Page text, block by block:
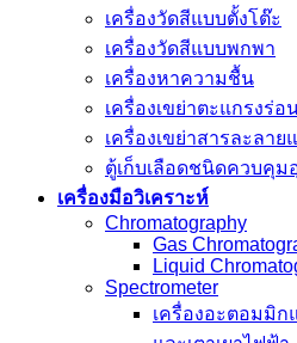
เครื่องวัดสีแบบตั้งโต๊ะ
เครื่องวัดสีแบบพกพา
เครื่องหาความชื้น
เครื่องเขย่าตะแกรงร่อ
เครื่องเขย่าสารละลาย
ตู้เก็บเลือดชนิดควบคุ
เครื่องมือวิเคราะห์
Chromatography
Gas
Liquid
Spectrometer
เครื่องอะตอมมิ